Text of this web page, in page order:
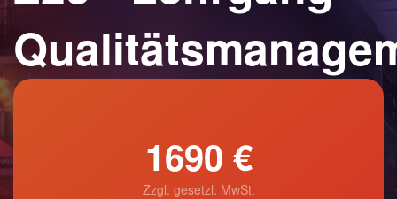
1690 €
Zzgl. gesetzl. MwSt.